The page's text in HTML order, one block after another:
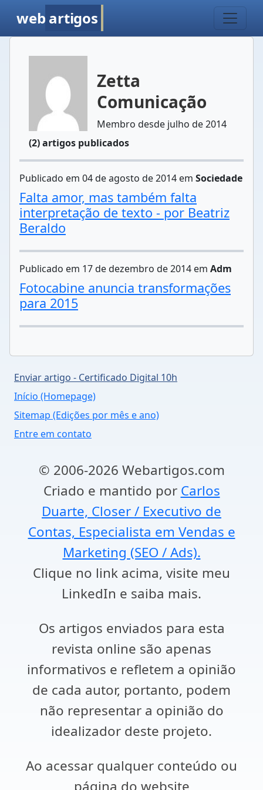
web artigos
Zetta
Comunicação
Membro desde julho de 2014
(2) artigos publicados
Publicado em 04 de agosto de 2014 em Sociedade
Falta amor, mas também falta
interpretação de texto - por Beatriz
Beraldo
Publicado em 17 de dezembro de 2014 em Adm
Fotocabine anuncia transformações
para 2015
Enviar artigo - Certificado Digital 10h
Início (Homepage)
Sitemap (Edições por mês e ano)
Entre em contato
© 2006-2026 Webartigos.com
Criado e mantido por Carlos
Duarte, Closer / Executivo de
Contas, Especialista em Vendas e
Marketing (SEO / Ads).
Clique no link acima, visite meu
LinkedIn e saiba mais.
Os artigos enviados para esta
revista online são apenas
informativos e refletem a opinião
de cada autor, portanto, podem
não representar a opinião do
idealizador deste projeto.
Ao acessar qualquer conteúdo ou
página do website